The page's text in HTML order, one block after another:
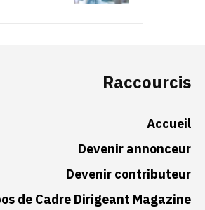
Raccourcis
Accueil
Devenir annonceur
Devenir contributeur
de Cadre Dirigeant Magazine